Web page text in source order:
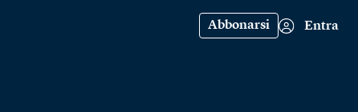
Abbonarsi Entra